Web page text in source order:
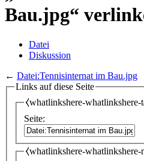
Bau.jpg“
Datei
Diskussion
← Datei:Tennisinternat im Bau.jpg
Links auf diese Seite
⧼whatlinkshere-whatlinkshere-
Seite:
⧼whatlinkshere-whatlinkshere-